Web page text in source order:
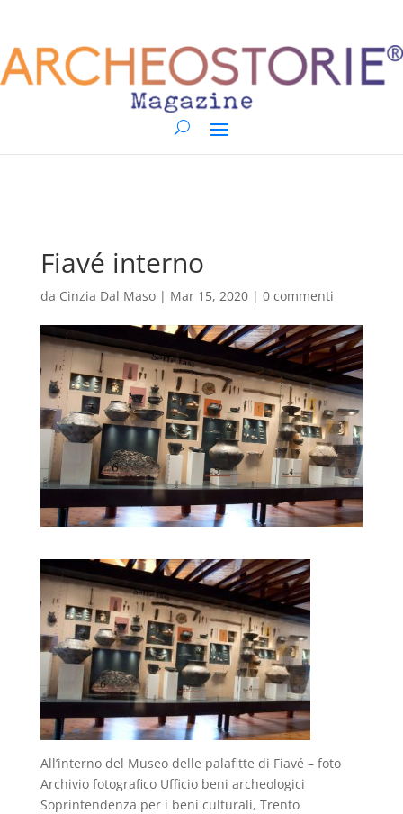
Fiavé interno
da Cinzia Dal Maso| Mar 15, 2020| 0 commenti
All’interno del Museo delle palafitte di Fiavé – foto
Archivio fotografico Ufficio beni archeologici
Soprintendenza per i beni culturali, Trento